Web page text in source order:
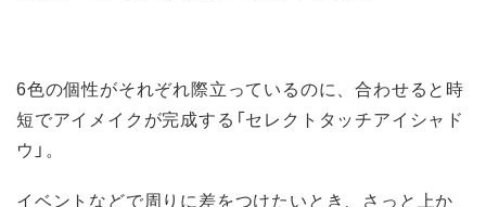
6色の個性がそれぞれ際立っているのに、合わせると時
短でアイメイクが完成する「セレクトタッチアイシャド
ウ」。
イベントなどで周りに差をつけたいとき、さっと上か